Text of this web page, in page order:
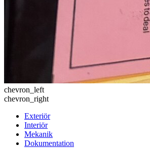
chevron_left
chevron_right
Exteriör
Interiör
Mekanik
Dokumentation